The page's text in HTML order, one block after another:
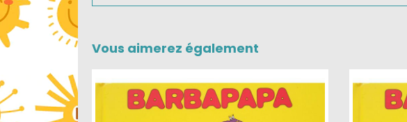
Vous aimerez également